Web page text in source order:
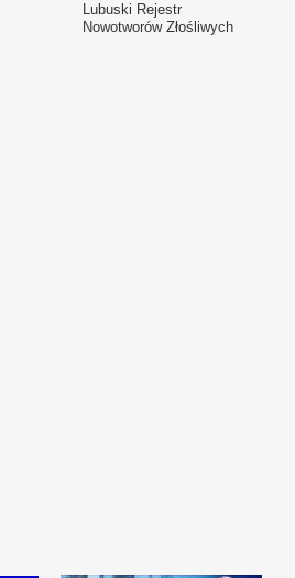
Lubuski Rejestr
Nowotworów Złośliwych